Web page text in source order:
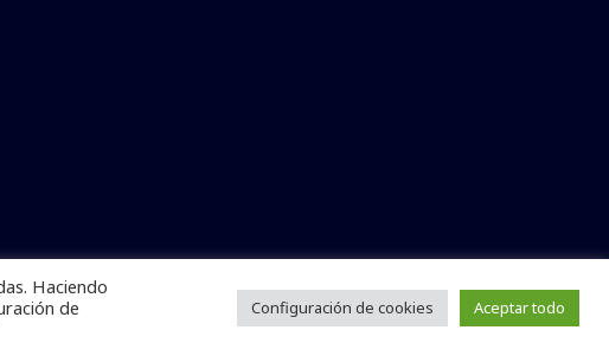
total o parcial sin dar referencia a la fuente.
Haciendo
de
Configuración de cookies Aceptar todo